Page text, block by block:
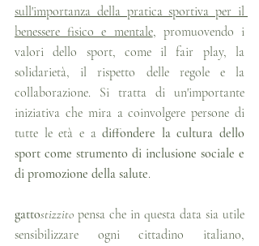
sull'importanza della pratica sportiva per il
benessere fisico e mentale, promuovendo i
valori dello sport, come il fair play, la
solidarietà, il rispetto delle regole e la
collaborazione. Si tratta di un'importante
iniziativa che mira a coinvolgere persone di
tutte le età e a diffondere la cultura dello
sport come strumento di inclusione sociale e
di promozione della salute.
gattostizzito pensa che in questa data sia utile
sensibilizzare ogni cittadino italiano,